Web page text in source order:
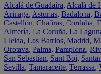
Alcalá de Guadaíra, Alcalá de
Arinaga, Asturias, Badalona,
Castellón, Chafiras, Cordoba,
Almería, La Coruña, La
Lleida, Los Barrios, Madrid,
Orotava, Palma, Pamplona,
San Sebastian, Sant Boi,
Sevilla, Tamaraceite, Terrassa,